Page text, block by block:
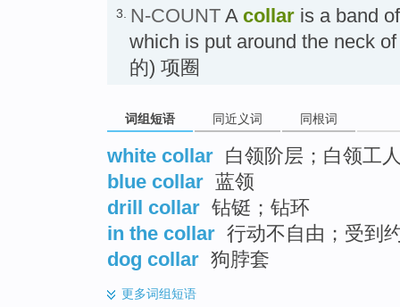
3. N-COUNT A collar is a band
which is put around the neck
的) 项圈
词组短语 同近义词 同根词
white collar 白领阶层；白领工
blue collar 蓝领
drill collar 钻铤；钻环
in the collar 行动不自由；受到
dog collar 狗脖套
更多词组短语